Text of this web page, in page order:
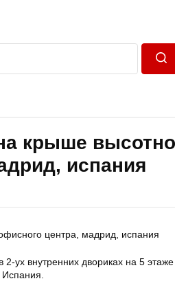
крыше
испания
ух внутренних двориках на 5